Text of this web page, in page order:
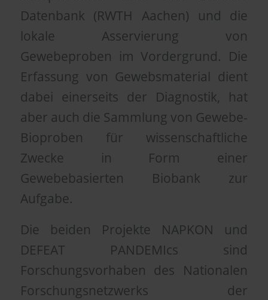
Datenbank (RWTH Aachen) und die
lokale Asservierung von
Gewebeproben im Vordergrund. Die
Erfassung von Gewebsmaterial dient
dabei einerseits der Diagnostik, hat
aber auch die Sammlung von Gewebe-
Bioproben für wissenschaftliche
Zwecke in Form einer
Gewebebasierten Biobank zur
Aufgabe.
Die beiden Projekte NAPKON und
DEFEAT PANDEMIcs sind
Forschungsvorhaben des Nationalen
Forschungsnetzwerks der